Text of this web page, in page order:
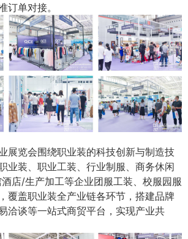
订单对接。
展览会围绕职业装的科技创新与制造技
业装、职业工装、行业制服、商务休闲
店/生产加工等企业团服工装、校服园服
覆盖职业装全产业链各环节，搭建品牌
洽谈等一站式商贸平台，实现产业共